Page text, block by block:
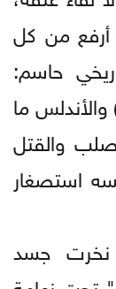
أرفع من كل
حاسم:
ما
والقتل
استصغار
نخرت جسد